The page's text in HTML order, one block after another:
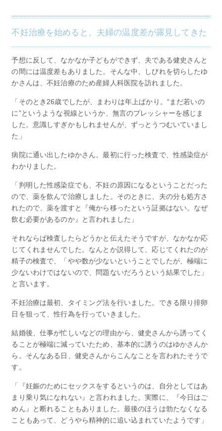
不妊治療を始めると、夫婦の温度差が露見してきた
予想に反して、なかなか子どもができず、夫である健史さんと
の間には温度差もありました。そんな中、しびれを切らしたゆ
かさんは、不妊治療のため産婦人科医院を訪れました。
「そのとき26歳でしたが、まわりは年上ばかり。“まだ若いの
に”というような視線というか、無言のプレッシャーを感じま
した。意識しすぎかもしれませんが、ずっとうつむいていまし
た」
病院に通い出したゆかさん。最初に行った検査で、性感染症が
わかりました。
「判明した性感染症でも、不妊の原因になるということだった
ので、薬を飲んで治療しました。そのときに、夫の分も処方さ
れたので、薬を渡すと『俺から移ったという証拠はない。なぜ
飲む必要があるのか』と言われました」
それならば検査したらどうかと伝えたそうですが、なかなか応
じてくれませんでした。なんとか説得して、応じてくれたのが
精子の検査で、「やや数が少ないということでしたが、極端に
少ないわけではないので、問題ないだろうという結果でした」
と言います。
不妊治療は最初、タイミング法を行いました。できる限り排卵
日を狙って、性行為を行っていきました。
結婚後、仕事が忙しいなどの理由から、健史さんから誘ってく
ることが極端に減っていたため、基本的に誘うのはゆかさんか
ら。そんなある日、健史さんからこんなことを言われたそうで
す。
「『妊娠のためにセックスをするというのは、自分としてはあ
まり乗り気になれない』と言われました。実際に、『今日はご
めん』と断れることもありました。最後のほうは勃たなくなる
こともあって、どうやら精神的に追い込まれていたようです」